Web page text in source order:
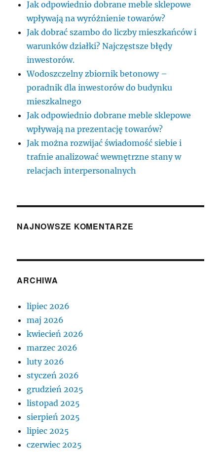
Jak odpowiednio dobrane meble sklepowe
wpływają na wyróżnienie towarów?
Jak dobrać szambo do liczby mieszkańców i
warunków działki? Najczęstsze błędy
inwestorów.
Wodoszczelny zbiornik betonowy –
poradnik dla inwestorów do budynku
mieszkalnego
Jak odpowiednio dobrane meble sklepowe
wpływają na prezentację towarów?
Jak można rozwijać świadomość siebie i
trafnie analizować wewnętrzne stany w
relacjach interpersonalnych
NAJNOWSZE KOMENTARZE
ARCHIWA
lipiec 2026
maj 2026
kwiecień 2026
marzec 2026
luty 2026
styczeń 2026
grudzień 2025
listopad 2025
sierpień 2025
lipiec 2025
czerwiec 2025